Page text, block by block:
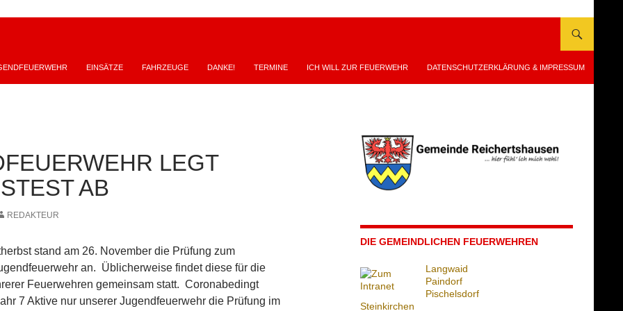
EINSÄTZE FAHRZEUGE DANKE! TERMINE ICH WILL ZUR FEUERWEHR DATENSCHUTZERKLÄRUNG & IMPRESSUM
LEGT
AB
REDAKTEUR
stand am 26. November die Prüfung zum
an. Üblicherweise findet diese für die
Feuerwehren gemeinsam statt. Coronabedingt
7 Aktive nur unserer Jugendfeuerwehr die Prüfung im
DIE GEMEINDLICHEN FEUERWEHREN
Langwaid
Paindorf
Pischelsdorf
Steinkirchen